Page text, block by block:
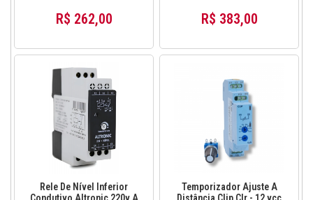
R$ 262,00 R$ 383,00
Rele De Nível Inferior
Temporizador Ajuste A